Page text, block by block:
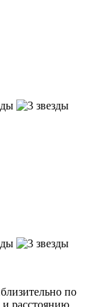
по
расстоянию